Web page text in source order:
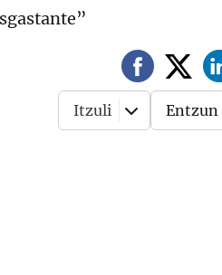
Itzuli Entzun